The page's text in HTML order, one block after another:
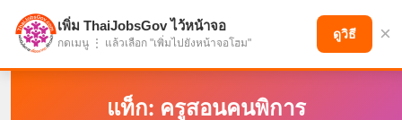
แบ่งปันโอกาส เพื่ออนาคตที่ก้าวหน้า
แท็ก: ครูสอนคนพิการ
เพิ่ม ThaiJobsGov ไว้หน้าจอ
กดเมนู ⋮ แล้วเลือก "เพิ่มไปยังหน้าจอโฮม"
ดูวิธี ×